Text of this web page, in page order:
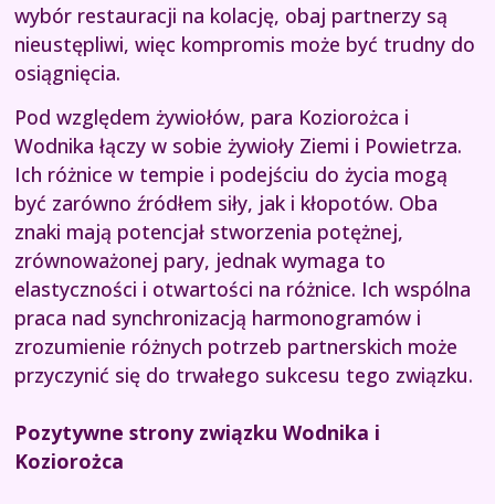
wybór restauracji na kolację, obaj partnerzy są
nieustępliwi, więc kompromis może być trudny do
osiągnięcia.
Pod względem żywiołów, para Koziorożca i
Wodnika łączy w sobie żywioły Ziemi i Powietrza.
Ich różnice w tempie i podejściu do życia mogą
być zarówno źródłem siły, jak i kłopotów. Oba
znaki mają potencjał stworzenia potężnej,
zrównoważonej pary, jednak wymaga to
elastyczności i otwartości na różnice. Ich wspólna
praca nad synchronizacją harmonogramów i
zrozumienie różnych potrzeb partnerskich może
przyczynić się do trwałego sukcesu tego związku.
Pozytywne strony związku Wodnika i
Koziorożca